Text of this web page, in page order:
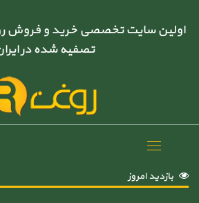
اولین سایت تخصصی خرید و فروش
تصفیه شده در
Toggle
بازدید امروز